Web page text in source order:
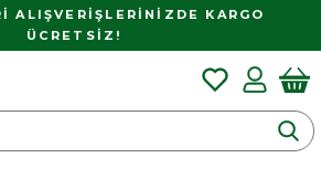
ALIŞVERİŞLERİNİZDE KARGO
ÜCRETSİZ!